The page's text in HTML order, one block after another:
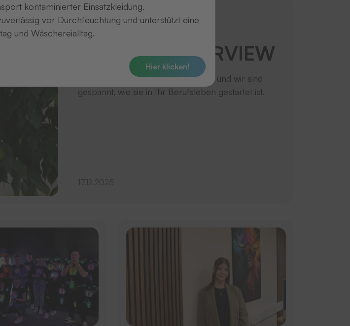
Neuester Beitrag
AZUBI IM INTERVIEW
Seit 01. September ist Rose bei uns und wir sind
gespannt, wie sie in Ihr Berufsleben gestartet ist.
17.12.2025
kontaminierter Einsatzkleidung.
vor Durchfeuchtung und unterstützt eine
und Wäschereialltag.
Hier klicken!